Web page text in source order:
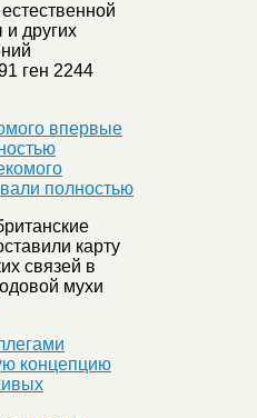
других
ген 2244
впервые
карту
связей в
мухи
концепцию